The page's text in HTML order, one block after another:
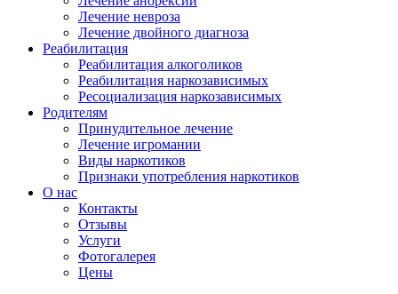
Лечение невроза
Лечение двойного диагноза
Реабилитация
Реабилитация алкоголиков
Реабилитация наркозависимых
Ресоциализация наркозависимых
Родителям
Принудительное лечение
Лечение игромании
Виды наркотиков
Признаки употребления наркотиков
О нас
Контакты
Отзывы
Услуги
Фотогалерея
Цены